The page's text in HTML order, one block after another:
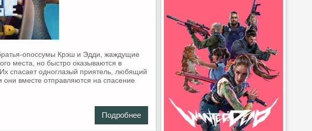
опоссумы Крэш и Эдди, жаждущие
места, но быстро оказываются в
спасает одноглазый приятель, любящий
вместе отправляются на спасение
Подробнее